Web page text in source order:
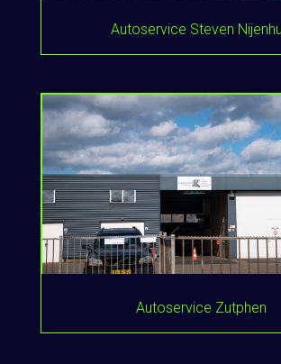
Autoservice Steven
Autoservice Zutphen